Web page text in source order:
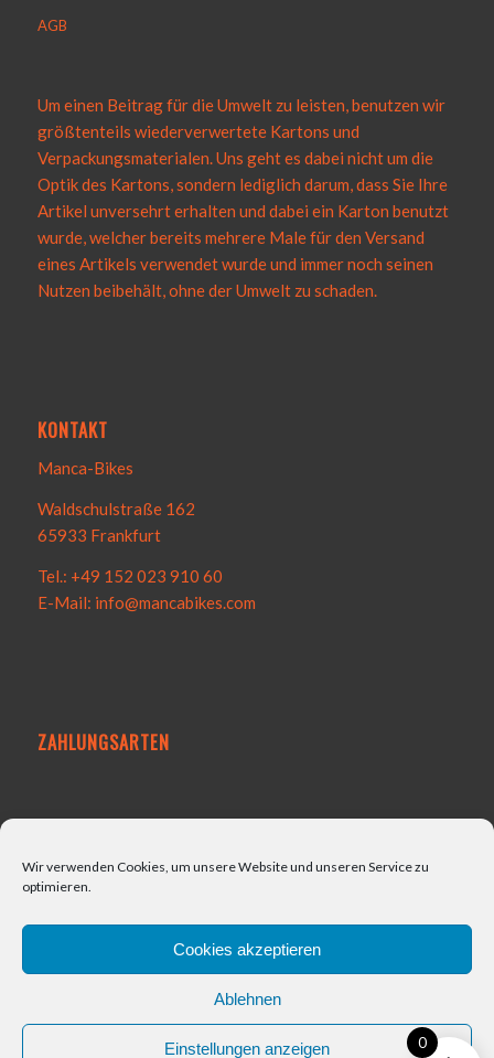
Wir verwenden Cookies, um unsere Website und unseren Service zu
optimieren.
Cookies akzeptieren
Ablehnen
Einstellungen anzeigen
AGB
Um einen Beitrag für die Umwelt zu leisten, benutzen wir
größtenteils wiederverwertete Kartons und
Verpackungsmaterialen. Uns geht es dabei nicht um die
Optik des Kartons, sondern lediglich darum, dass Sie Ihre
Artikel unversehrt erhalten und dabei ein Karton benutzt
wurde, welcher bereits mehrere Male für den Versand
eines Artikels verwendet wurde und immer noch seinen
Nutzen beibehält, ohne der Umwelt zu schaden.
KONTAKT
Manca-Bikes
Waldschulstraße 162
65933 Frankfurt
Tel.: +49 152 023 910 60
E-Mail: info@mancabikes.com
ZAHLUNGSARTEN
0